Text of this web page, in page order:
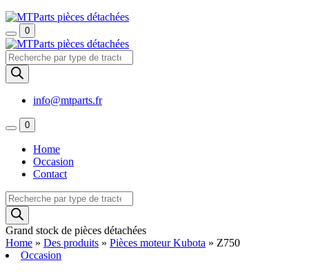
0
Recherche
de
produits
info@mtparts.fr
0
Home
Occasion
Contact
Recherche
de
produits
Grand stock de pièces détachées
Home » Des produits » Pièces moteur Kubota » Z750
Occasion